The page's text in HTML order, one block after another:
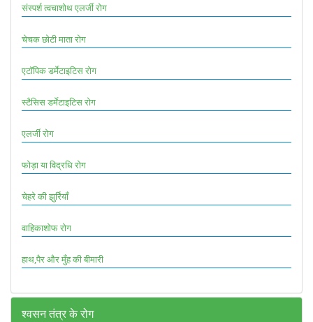
संस्पर्श त्वचाशोथ एलर्जी रोग
चेचक छोटी माता रोग
एटॉपिक डर्मेटाइटिस रोग
स्टैसिस डर्मेटाइटिस रोग
एलर्जी रोग
फोड़ा या विद्रधि रोग
चेहरे की झुर्रियाँ
वाहिकाशोफ रोग
हाथ,पैर और मुँह की बीमारी
श्वसन तंत्र के रोग